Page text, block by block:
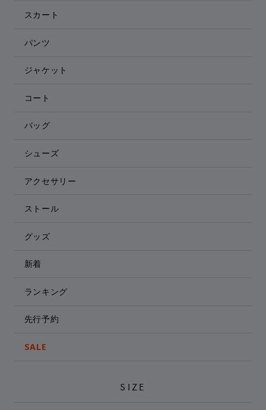
スカート
パンツ
ジャケット
コート
バッグ
シューズ
アクセサリー
ストール
グッズ
新着
ランキング
先行予約
SALE
SIZE